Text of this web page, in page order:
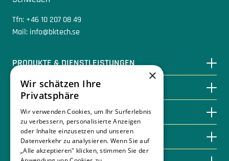
Tfn: +46 10 207 08 49
Mail: info@bktech.se
PRODUKTE & DIENSTLEISTUNGEN
DURCH BIOENERGIE SPAREN
WISSENSDATENBANK
KONTAKTIEREN SIE UNS
×
Wir schätzen Ihre
Privatsphäre
Wir verwenden Cookies, um Ihr Surferlebnis
zu verbessern, personalisierte Anzeigen
oder Inhalte einzusetzen und unseren
Datenverkehr zu analysieren. Wenn Sie auf
„Alle akzeptieren" klicken, stimmen Sie der